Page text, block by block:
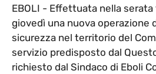
EBOLI - Effettuata nella
giovedì una nuova operazione
sicurezza nel territorio del
servizio predisposto dal
richiesto dal Sindaco di Eboli